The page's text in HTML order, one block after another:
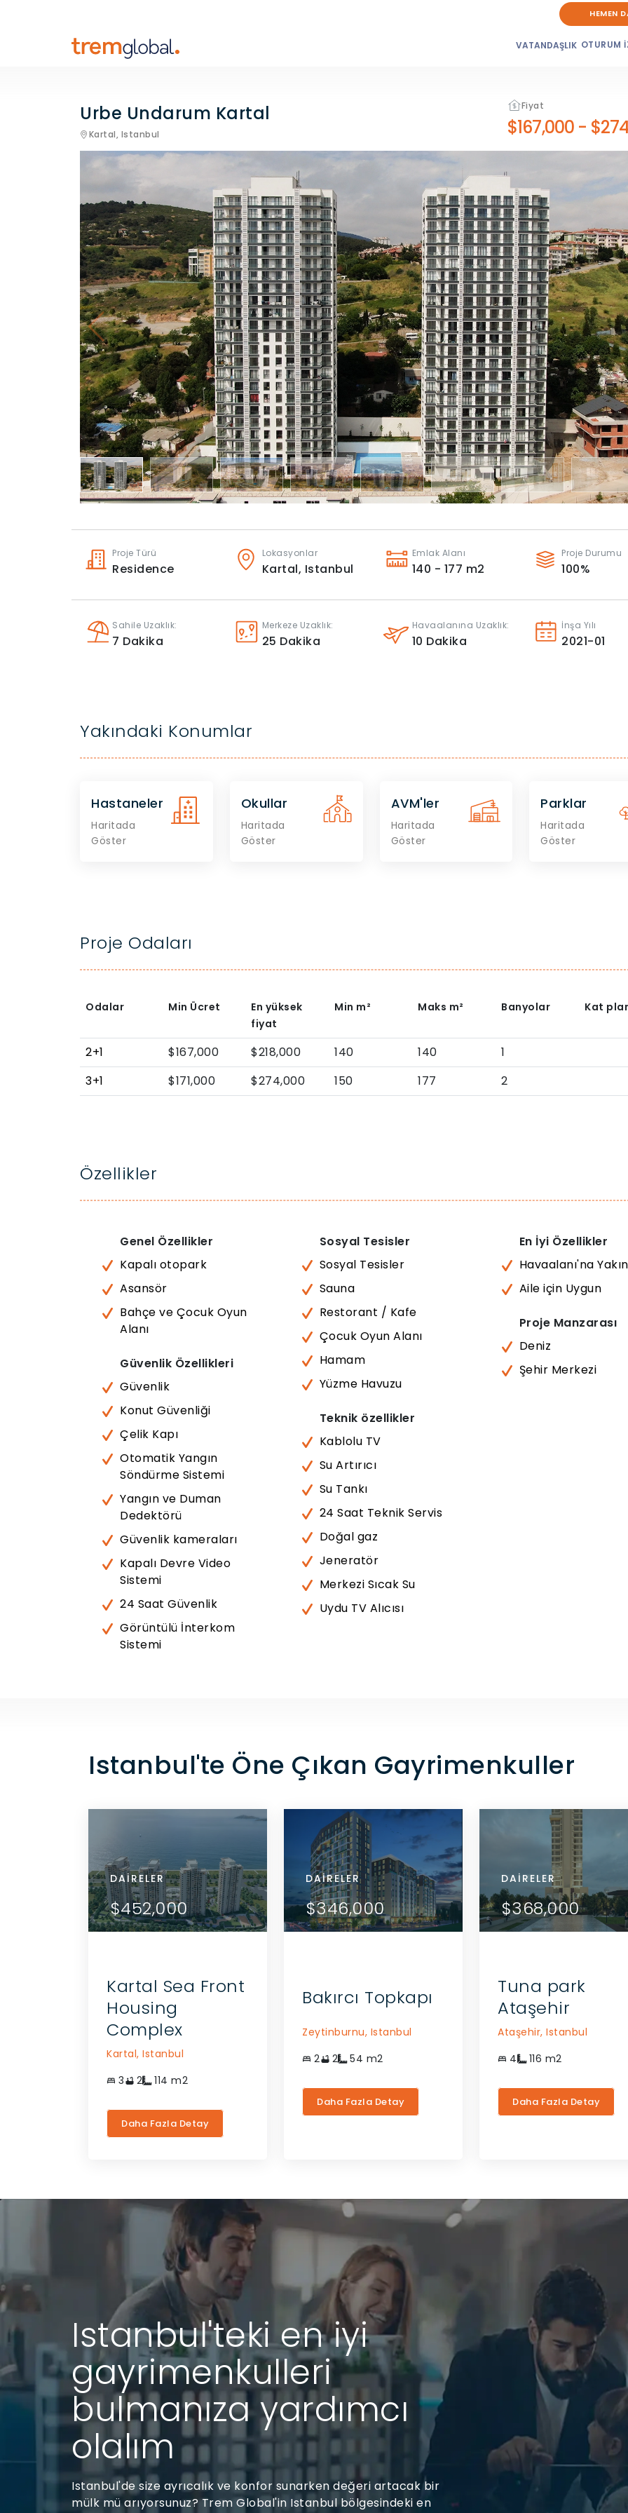
HEMEN
VATANDAŞLIK OTURUM
Urbe Undarum Kartal
Kartal, Istanbul
Fiyat
$167,000 -
Proje Türü
Residence
Lokasyonlar
Kartal, Istanbul
Emlak Alanı
140 - 177 m2
Proje Durumu
100%
Sahile Uzaklık:
7 Dakika
Merkeze Uzaklık:
25 Dakika
Havaalanına Uzaklık:
10 Dakika
İnşa Yılı
2021-01
Yakındaki Konumlar
Hastaneler
Haritada
Göster
Okullar
Haritada
Göster
AVM'ler
Haritada
Göster
Parklar
Haritada
Göster
Proje Odaları
Odalar Min Ücret
En yüksek
fiyat
Min m² Maks m² Banyolar Kat
2+1 $167,000 $218,000 140 140
1
3+1
$171,000 $274,000 150 177 2
Özellikler
Genel Özellikler
Kapalı otopark
Asansör
Bahçe ve Çocuk Oyun
Alanı
Güvenlik Özellikleri
Güvenlik
Konut Güvenliği
Çelik Kapı
Otomatik Yangın
Söndürme Sistemi
Yangın ve Duman
Dedektörü
Güvenlik kameraları
Kapalı Devre Video
Sistemi
24 Saat Güvenlik
Görüntülü İnterkom
Sistemi
Sosyal Tesisler
Sosyal Tesisler
Sauna
Restorant / Kafe
Çocuk Oyun Alanı
Hamam
Yüzme Havuzu
Teknik özellikler
Kablolu TV
Su Artırıcı
Su Tankı
24 Saat Teknik Servis
Doğal gaz
Jeneratör
Merkezi Sıcak Su
Uydu TV Alıcısı
En İyi Özellikler
Havaalanı'na Yakın
Aile için Uygun
Proje Manzarası
Deniz
Şehir Merkezi
Istanbul'te Öne Çıkan Gayrimenkuller
DAIRELER
$452,000
DAIRELER
$452,000
DAIRELER
$452,000
Kartal Sea Front
Housing
Complex
Kartal, Istanbul
3
2 114 m2
Daha Fazla Detay
DETAYLARI GÖR
ACENTE ILE ILETIŞIME
GEÇIN
DAIRELER
$346,000
DAIRELER
$346,000
Bakırcı Topkapı
Zeytinburnu, Istanbul
2
2 54 m2
Daha Fazla Detay
DETAYLARI GÖR
ACENTE ILE ILETIŞIME
GEÇIN
DAIRELER
$368,000
Tuna park
Ataşehir
Ataşehir, Istanbul
4
116 m2
Daha Fazla Detay
DETAYLARI GÖR
ACENTE ILE ILETIŞIME
Istanbul'teki en iyi
gayrimenkulleri
bulmanıza yardımcı
olalım
Istanbul'de size ayrıcalık ve konfor sunarken değeri artacak bir
mülk mü arıyorsunuz? Trem Global'in Istanbul bölgesindeki en